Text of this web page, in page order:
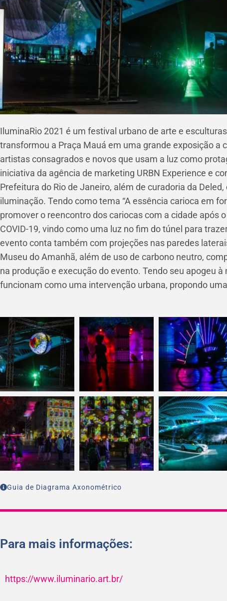
IluminaRio 2021 é um festival urbano de arte e
transformou a Praça Mauá em uma grande exposição a
artistas consagrados e novos que usam a luz como
iniciativa da agência de marketing URBN Experience e
Prefeitura do Rio de Janeiro, além de curadoria da
iluminação. Tendo como tema “A essência carioca em
promover o reencontro dos cariocas com a cidade após
COVID-19, vindo como uma luz no fim do túnel para
evento conta também com projeções nas paredes
Museu do Amanhã, além de uso de carbono neutro,
na produção e execução do evento. Tendo seu apogeu
funcionam como uma intervenção urbana, propondo
Guia de Diagrama Axonométrico
Para mais informações:
https://www.iluminario.art.br/